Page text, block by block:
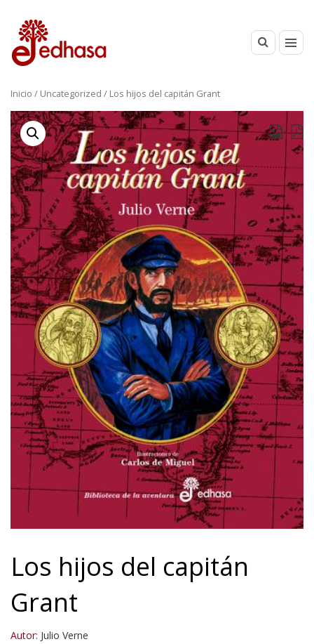
Inicio / Uncategorized / Los hijos del capitán Grant
Los hijos del capitán
Grant
Autor: Julio Verne